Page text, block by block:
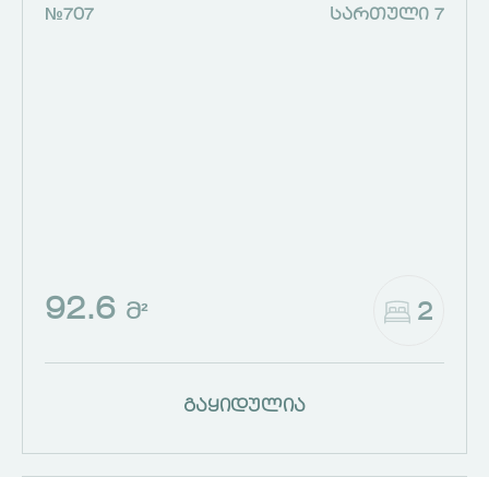
№707 ᲡᲐᲠᲗᲣᲚᲘ 7
92.6 Მ² 2
გაყიდულია